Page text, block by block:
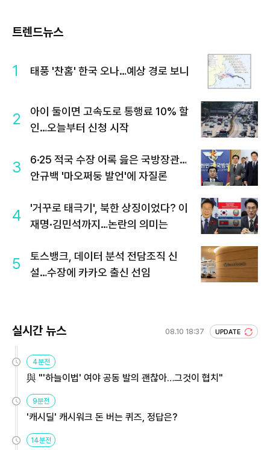
트렌드뉴스
1 태풍 '찬홈' 한국 오나…예상 경로 보니
2
아이 둘이면 고속도로 통행료 10% 할
인…오늘부터 신청 시작
3
6·25 적국 수장 어록 읊은 국방장관…
안규백 '마오쩌둥 발언'에 자질론
4
'거꾸로 태극기', 북한 상징이었다? 이
재명·김민석까지…논란의 의미는
5
토스뱅크, 데이터 분석 전담조직 신
설…수장에 카카오 출신 선임
실시간 뉴스 08.10 18:37 UPDATE
4분전
與 "'하늘이법' 여야 공동 발의 괜찮아…그것이 협치"
9분전
'캐시딜' 캐시워크 돈 버는 퀴즈, 정답은?
14분전